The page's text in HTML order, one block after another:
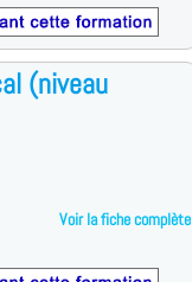
(niveau
Voir la fiche complète